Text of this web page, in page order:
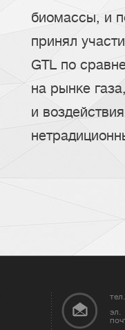
биомассы, и
принял
GTL по
на рынке
и
эл.